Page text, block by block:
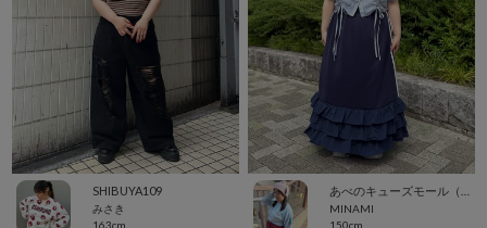
SHIBUYA109
みさき
163cm
MINAMI
150cm